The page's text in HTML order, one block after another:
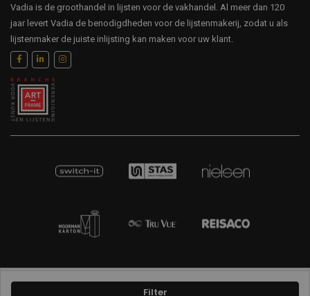
Filter
Vadia is de groothandel in lijsten voor de vakhandel. Al meer dan 120
jaar levert Vadia de benodigdheden voor de lijstenmakerij, zodat u als
lijstenmaker de juiste inlijsting kan maken voor uw klant.